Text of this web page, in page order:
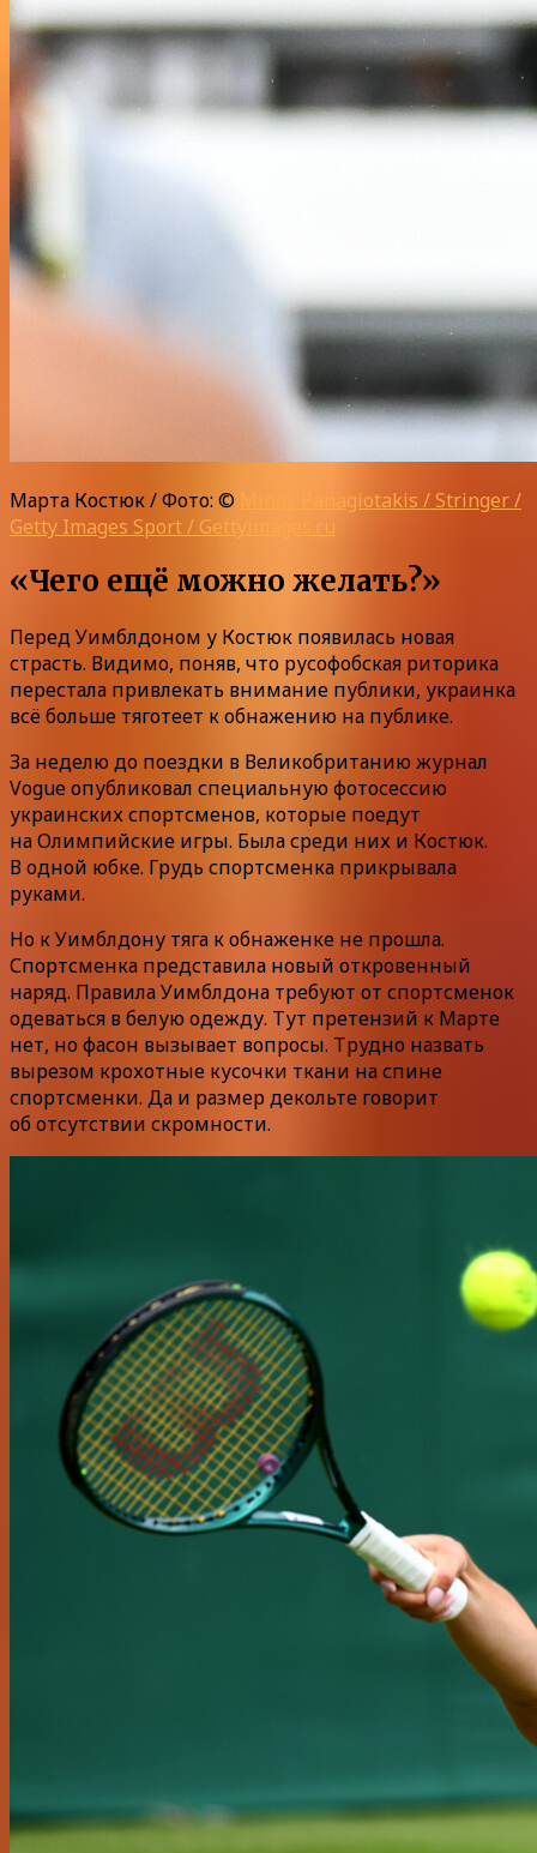
Марта Костюк / Фото: ©
Minas Panagiotakis / Stringer /
Getty Images Sport / Gettyimages.ru
«Чего ещё можно желать?»
Перед Уимблдоном у Костюк появилась новая
страсть. Видимо, поняв, что русофобская риторика
перестала привлекать внимание публики, украинка
всё больше тяготеет к обнажению на публике.
За неделю до поездки в Великобританию журнал
Vogue опубликовал специальную фотосессию
украинских спортсменов, которые поедут
на Олимпийские игры. Была среди них и Костюк.
В одной юбке. Грудь спортсменка прикрывала
руками.
Но к Уимблдону тяга к обнаженке не прошла.
Спортсменка представила новый откровенный
наряд. Правила Уимблдона требуют от спортсменок
одеваться в белую одежду. Тут претензий к Марте
нет, но фасон вызывает вопросы. Трудно назвать
вырезом крохотные кусочки ткани на спине
спортсменки. Да и размер декольте говорит
об отсутствии скромности.